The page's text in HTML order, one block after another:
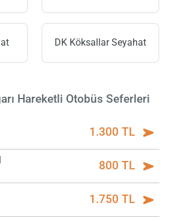
DK Köksallar Seyahat
Hareketli Otobüs Seferleri
1.300 TL
800 TL
1.750 TL